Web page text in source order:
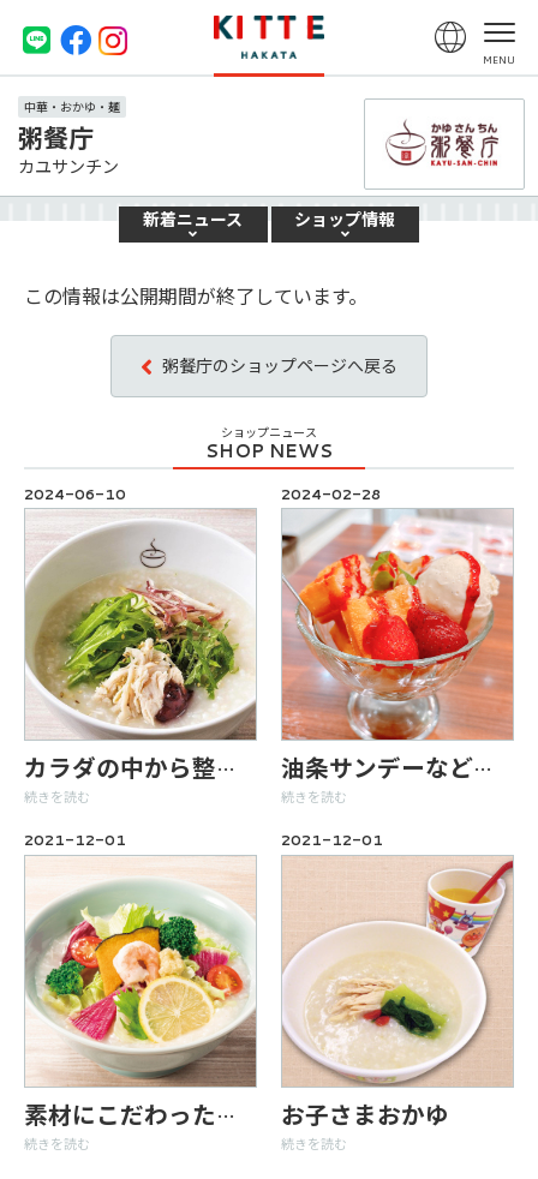
中華・おかゆ・麺
粥餐庁
カユサンチン
新着ニュース ショップ情報
この情報は公開期間が終了しています。
粥餐庁のショップページへ戻る
ショップニュース
2024-06-10
カラダの中から整う＼朝かゆ／で健康的な朝を
続きを読む
2024-02-28
油条サンデーなど＼スイーツメニューも充実してます／
続きを読む
2021-12-01
素材にこだわったおかゆをテイクアウトで
続きを読む
2021-12-01
お子さまおかゆ
続きを読む